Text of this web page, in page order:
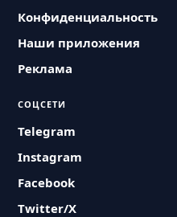
Конфиденциальность
Наши приложения
Реклама
СОЦСЕТИ
Telegram
Instagram
Facebook
Twitter/X